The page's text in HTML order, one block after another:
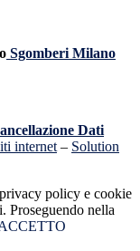
Sgomberi Milano
Dati
internet – Solution
policy e cookie
Proseguendo nella